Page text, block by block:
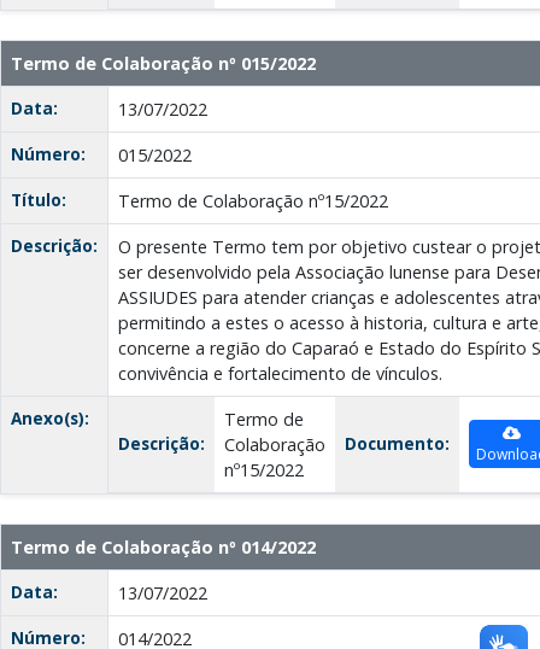
Termo de Colaboração nº 015/2022
Data:
13/07/2022
Número:
015/2022
Título:
Termo de Colaboração nº15/2022
Descrição:
O presente Termo tem por objetivo custear o
ser desenvolvido pela Associação lunense para
ASSIUDES para atender crianças e adolescentes
permitindo a estes o acesso à historia, cultura e
concerne a região do Caparaó e Estado do Espírito
convivência e fortalecimento de vínculos.
Anexo(s):
Descrição:
Termo de
Colaboração
nº15/2022
Documento:
Termo de Colaboração nº 014/2022
Data:
13/07/2022
Número:
014/2022